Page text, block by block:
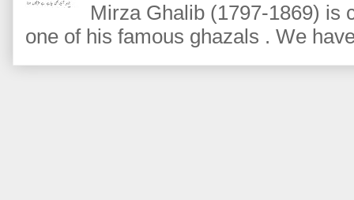
Mirza Ghalib (1797-1869) is
one of his famous ghazals . We